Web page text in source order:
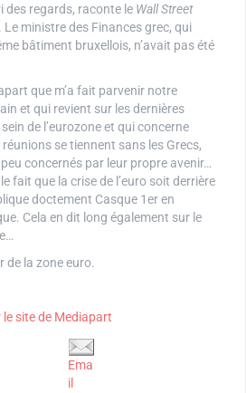
des regards, raconte le Wall Street
Le ministre des Finances grec, qui
bâtiment bruxellois, n’avait pas été
que m’a fait parvenir notre
et qui revient sur les dernières
de l’eurozone et qui concerne
réunions se tiennent sans les Grecs,
concernés par leur propre avenir…
fait que la crise de l’euro soit derrière
doctement Casque 1er en
Cela en dit long également sur le
de la zone euro.
le site de Mediapart
Ema
il